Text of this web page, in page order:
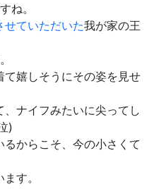
ね。
せていただいた我が家の王
嬉しそうにその姿を見せ
ナイフみたいに尖ってし
)
からこそ、今の小さくて
す。